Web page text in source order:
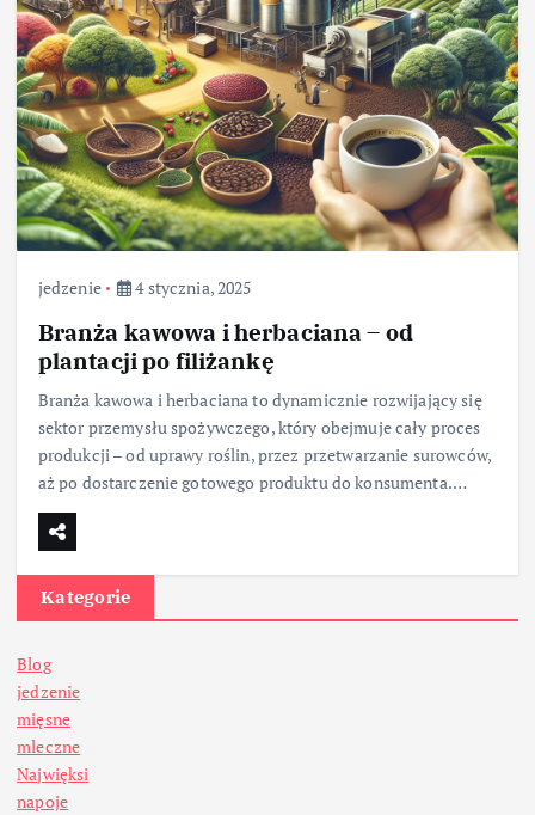
jedzenie 4 stycznia, 2025
Branża kawowa i herbaciana – od
plantacji po filiżankę
Branża kawowa i herbaciana to dynamicznie rozwijający się
sektor przemysłu spożywczego, który obejmuje cały proces
produkcji – od uprawy roślin, przez przetwarzanie surowców,
aż po dostarczenie gotowego produktu do konsumenta.…
Kategorie
Blog
jedzenie
mięsne
mleczne
Najwięksi
napoje